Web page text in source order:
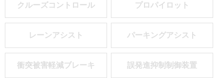
クルーズコントロール プロパイロット
レーンアシスト パーキングアシスト
衝突被害軽減ブレーキ 誤発進抑制制御装置